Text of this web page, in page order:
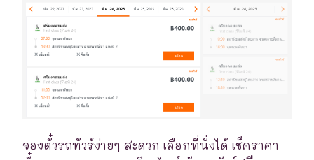
จองตั๋วรถทัวร์ง่ายๆ สะดวก เลือกที่นั่งได้ เช็คราคา